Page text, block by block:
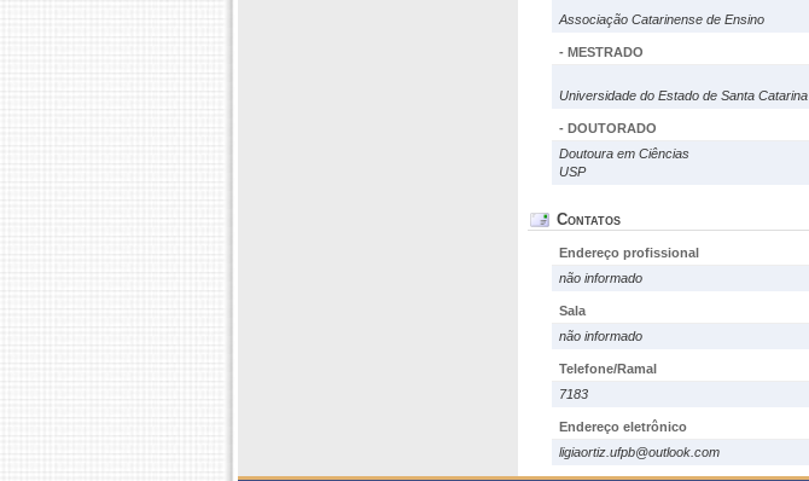
Associação Catarinense de Ensino
- MESTRADO
Universidade do Estado de Santa Catarina
- DOUTORADO
Doutoura em Ciências
USP
Contatos
Endereço profissional
não informado
Sala
não informado
Telefone/Ramal
7183
Endereço eletrônico
ligiaortiz.ufpb@outlook.com